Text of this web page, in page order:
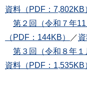
資料（PDF：7,802KB
第２回（令和７年
（PDF：144KB）
／
第３回（令和８年１
資料（PDF：1,535KB